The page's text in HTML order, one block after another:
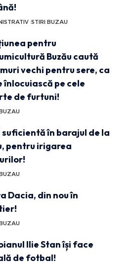
STIRI BUZAU
pentru
Buzău caută
vechi pentru sere, ca
înlocuiască pe cele
de furtuni!
suficientă în barajul de la
pentru irigarea
Dacia, din nou în
Ilie Stan își face
de fotbal!